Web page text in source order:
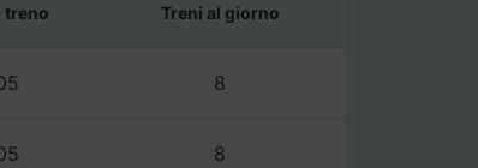
treno Treni al giorno
8
8